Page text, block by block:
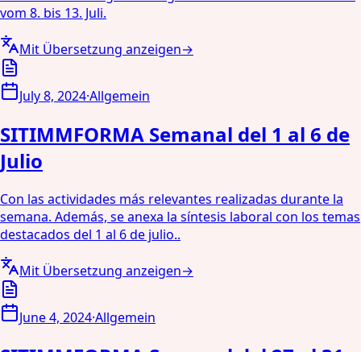
vom 8. bis 13. Juli.
Mit Übersetzung anzeigen→
July 8, 2024·Allgemein
SITIMMFORMA Semanal del 1 al 6 de
Julio
Con las actividades más relevantes realizadas durante la
semana. Además, se anexa la síntesis laboral con los temas
destacados del 1 al 6 de julio..
Mit Übersetzung anzeigen→
June 4, 2024·Allgemein